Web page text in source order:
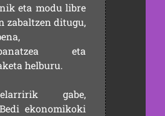
eta modu libre
zabaltzen ditugu,
eta
helburu.
gabe,
ekonomikoki